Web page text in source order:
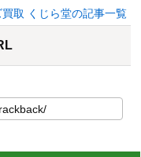
取 くじら堂の記事一覧